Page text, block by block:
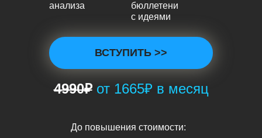
ВСТУПИТЬ >>
4990₽ от 1665₽ в месяц
До повышения стоимости:
бюллетени
с идеями
анализа